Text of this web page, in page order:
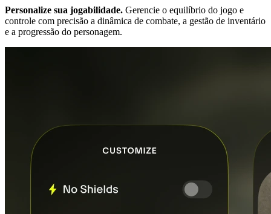
Personalize sua jogabilidade. Gerencie o equilíbrio do jogo e
controle com precisão a dinâmica de combate, a gestão de inventário
e a progressão do personagem.